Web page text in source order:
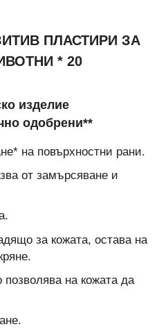
ПЛАСТИРИ ЗА
* 20
изделие
одобрени**
на повърхностни рани.
от замърсяване и
за кожата, остава на
на кожата да